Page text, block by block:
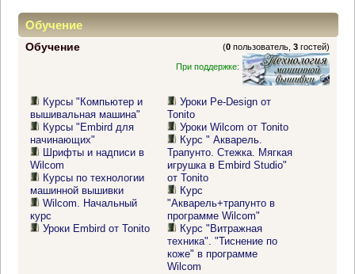
Обучение
Обучение (0 пользователь,3 гостей)
При поддержке:
Курсы "Компьютер и
вышивальная машина"
Курсы "Embird для
начинающих"
Шрифты и надписи в
Wilcom
Курсы по технологии
машинной вышивки
Wilcom. Начальный
курс
Уроки Embird от Tonito
Уроки Pe-Design от
Tonito
Уроки Wilcom от Tonito
Курс " Акварель.
Трапунто. Стежка. Мягкая
игрушка в Embird Studio"
от Tonito
Курс
"Акварель+трапунто в
программе Wilcom"
Курс "Витражная
техника". "Тиснение по
коже" в программе
Wilcom